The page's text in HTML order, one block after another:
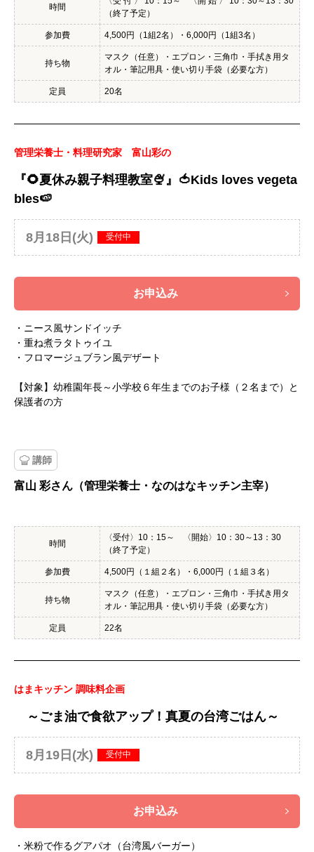
時間
（終了予定）
参加費 4,500円（1組2名）・6,000円（1組3名）
持ち物
マスク（任意）・エプロン・三角巾・手拭き用タ
オル・筆記用具・使い切り手袋（必要な方）
定員 20名
管理栄養士・料理研究家 富山彩の
『🌻夏休み親子料理教室🍨』🍅Kids loves vegeta
bles🍉
8月18日(火) 受付中
お申込み
・ニース風サンドイッチ
・重ね煮ラタトゥイユ
・フロマージュブラン風デザート
【対象】幼稚園年長～小学校６年生までのお子様（２名まで）と
保護者の方
講師
富山 彩さん（管理栄養士・なのはなキッチン主宰）
時間
〈受付〉10：15～ 〈開始〉10：30～13：30
（終了予定）
参加費 4,500円（１組２名）・6,000円（１組３名）
持ち物
マスク（任意）・エプロン・三角巾・手拭き用タ
オル・筆記用具・使い切り手袋（必要な方）
定員 22名
はまキッチン 調味料企画
～ごま油で食欲アップ！真夏の台湾ごはん～
8月19日(水) 受付中
お申込み
・米粉で作るグアパオ（台湾風バーガー）